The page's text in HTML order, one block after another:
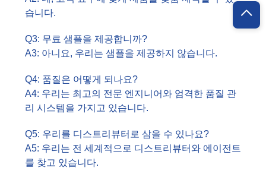
습니다.
Q3: 무료 샘플을 제공합니까?
A3: 아니요, 우리는 샘플을 제공하지 않습니다.
Q4: 품질은 어떻게 되나요?
A4: 우리는 최고의 전문 엔지니어와 엄격한 품질 관
리 시스템을 가지고 있습니다.
Q5: 우리를 디스트리뷰터로 삼을 수 있나요?
A5: 우리는 전 세계적으로 디스트리뷰터와 에이전트
를 찾고 있습니다.